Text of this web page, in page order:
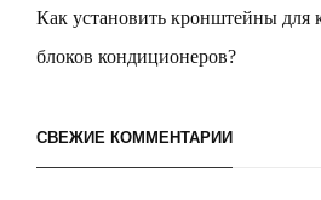
Как установить кронштейны для
блоков кондиционеров?
СВЕЖИЕ КОММЕНТАРИИ